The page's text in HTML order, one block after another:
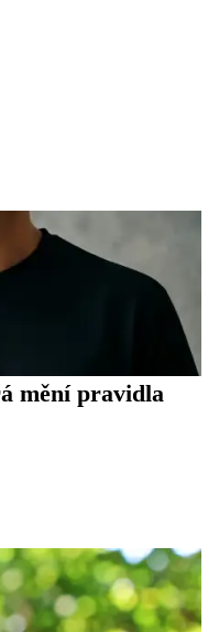
mění pravidla